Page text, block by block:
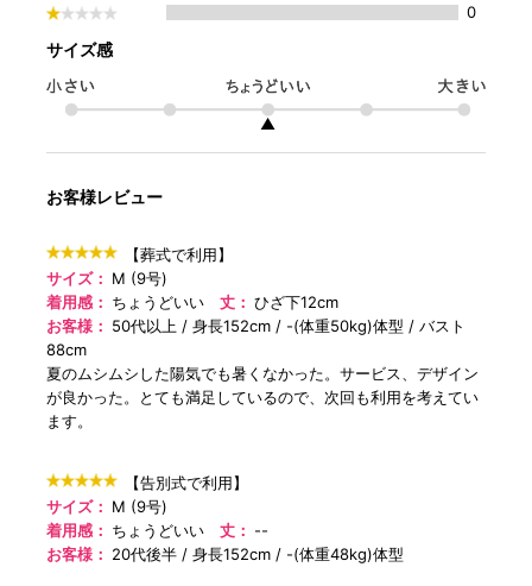
0
サイズ感
▲
お客様レビュー
【葬式で利用】
サイズ： M (9号)
着用感： ちょうどいい 丈：ひざ下12cm
お客様： 50代以上 身長152cm -(体重50kg)体型
バスト
88cm
夏のムシムシした陽気でも暑くなかった。サービス、デザイン
が良かった。とても満足しているので、次回も利用を考えてい
ます。
【告別式で利用】
サイズ： M (9号)
着用感： ちょうどいい 丈： --
お客様： 20代後半 身長152cm -(体重48kg)体型